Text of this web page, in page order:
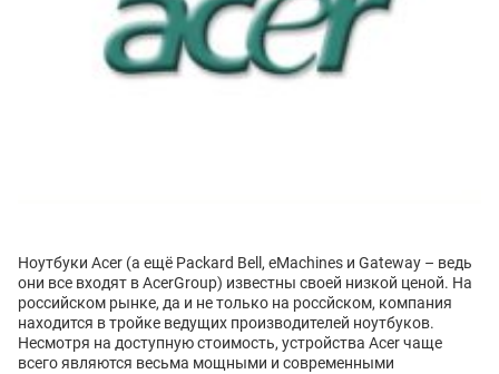
Ноутбуки Acer (а ещё Packard Bell, eMachines и Gateway – ведь
они все входят в AcerGroup) известны своей низкой ценой. На
российском рынке, да и не только на россйском, компания
находится в тройке ведущих производителей ноутбуков.
Несмотря на доступную стоимость, устройства Acer чаще
всего являются весьма мощными и современными